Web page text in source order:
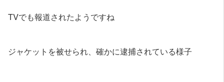
TVでも報道されたようですね
ジャケットを被せられ、確かに逮捕されている様子